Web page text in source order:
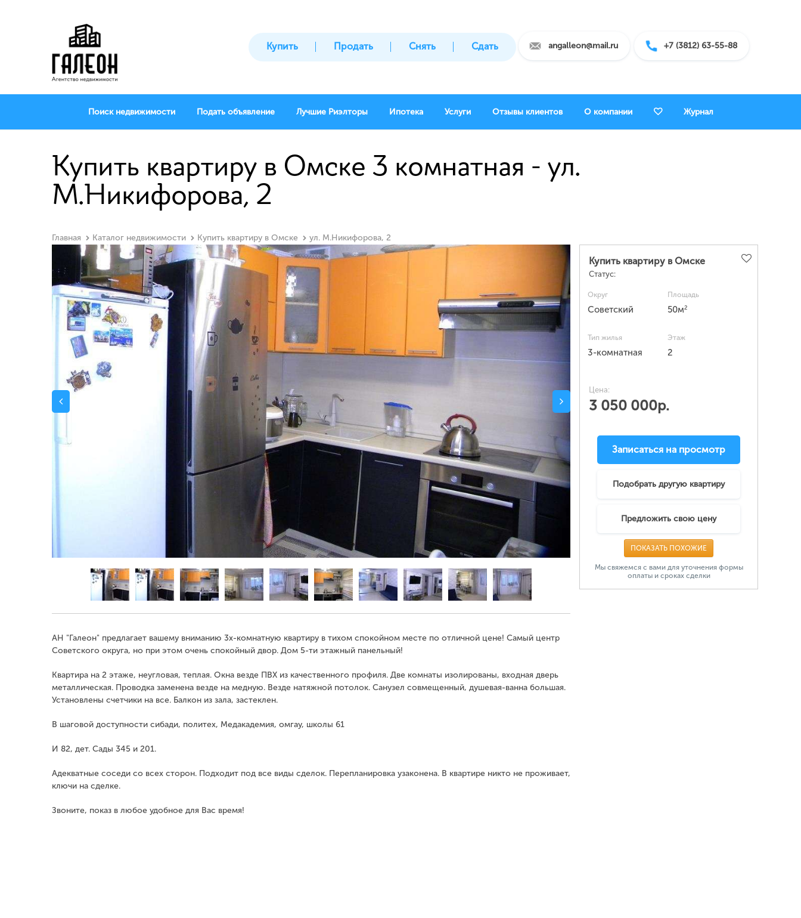
angalleon@mail.ru +7 (3812) 63-55-88
Купить Продать Снять Сдать
Поиск недвижимости Подать объявление Лучшие Риэлторы Ипотека Услуги Отзывы клиентов О компании Журнал
Купить квартиру в Омске 3 комнатная - ул.
М.Никифорова, 2
Главная Каталог недвижимости Купить квартиру в Омске ул. М.Никифорова, 2
АН "Галеон" предлагает вашему вниманию 3х-комнатную квартиру в тихом спокойном месте по отличной цене! Самый центр
Советского округа, но при этом очень спокойный двор. Дом 5-ти этажный панельный!
Квартира на 2 этаже, неугловая, теплая. Окна везде ПВХ из качественного профиля. Две комнаты изолированы, входная дверь
металлическая. Проводка заменена везде на медную. Везде натяжной потолок. Санузел совмещенный, душевая-ванна большая.
Установлены счетчики на все. Балкон из зала, застеклен.
В шаговой доступности сибади, политех, Медакадемия, омгау, школы 61
И 82, дет. Сады 345 и 201.
Адекватные соседи со всех сторон. Подходит под все виды сделок. Перепланировка узаконена. В квартире никто не проживает,
ключи на сделке.
Звоните, показ в любое удобное для Вас время!
Купить квартиру в Омске
Статус:
Округ
Советский
Площадь
50м2
Тип жилья
3-комнатная
Этаж
2
Цена:
3 050 000р.
Записаться на просмотр
Подобрать другую квартиру
Предложить свою цену
ПОКАЗАТЬ ПОХОЖИЕ
Мы свяжемся с вами для уточнения формы
оплаты и сроках сделки